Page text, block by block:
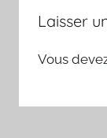
Laisser
Vous